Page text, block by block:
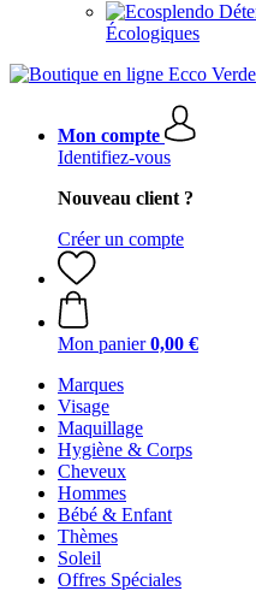
Écologiques
Mon compte
Identifiez-vous
Nouveau client ?
Créer un compte
Mon panier 0,00 €
Marques
Visage
Maquillage
Hygiène & Corps
Cheveux
Hommes
Bébé & Enfant
Thèmes
Soleil
Offres Spéciales